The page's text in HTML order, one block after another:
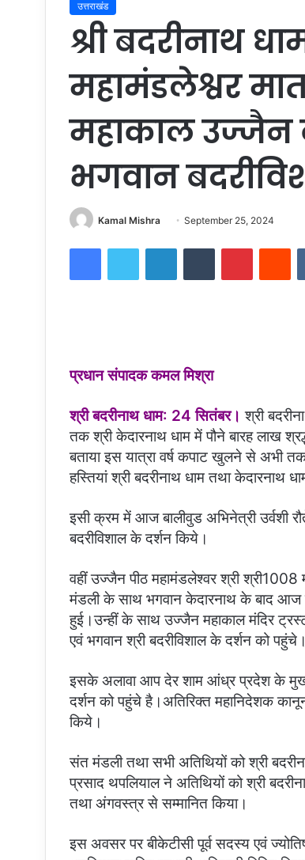
उत्तराखंड
श्री बदरीनाथ
महामंडलेश्वर
महाकाल उज्जैन
भगवान
Kamal Mishra
Send September 25, 2024
FacebookTwitter LinkedInTumblr Pinterest
प्रधान संपादक कमल मिश्रा
श्री बदरीनाथ धाम: 24 सितंबर। श्री
तक श्री केदारनाथ धाम में पौने बारह लाख
बताया इस यात्रा वर्ष कपाट खुलने से अभी
हस्तियां श्री बदरीनाथ धाम तथा केदारनाथ
इसी क्रम में आज बालीवुड अभिनेत्री उर्वशी
बदरीविशाल के दर्शन किये।
वहीं उज्जैन पीठ महामंडलेश्वर श्री श्री1008
मंडली के साथ भगवान केदारनाथ के बाद आज
हुई।उन्हीं के साथ उज्जैन महाकाल मंदिर
एवं भगवान श्री बदरीविशाल के दर्शन को पहुंचे।
इसके अलावा आप देर शाम आंध्र प्रदेश के
दर्शन को पहुंचे है।अतिरिक्त महानिदेशक
किये।
संत मंडली तथा सभी अतिथियों को श्री
प्रसाद थपलियाल ने अतिथियों को श्री
तथा अंगवस्त्र से सम्मानित किया।
इस अवसर पर बीकेटीसी पूर्व सदस्य एवं